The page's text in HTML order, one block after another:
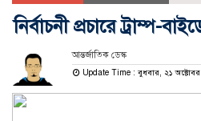
নির্বাচনী প্রচারে ট্রাম্প-
আন্তর্জাতিক ডেস্ক
Update Time : বুধবার, ২১